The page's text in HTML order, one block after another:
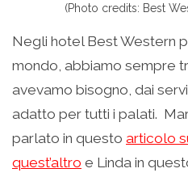
(Photo credits: Best
Negli hotel Best Western
mondo, abbiamo sempre
avevamo bisogno, dai
adatto per tutti i palati.
parlato in questo articolo
quest’altro e Linda in